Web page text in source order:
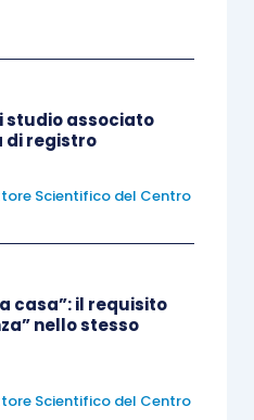
dell’imposta di
inoltre,aggiungere
elettroniche
per le quali risulta dovuta
resi disponibili nel
entro il giorno 15
alla chiusura di ogni
e gli intermediari
per
giorno del mese
del trimestre solare di
studio associato
di registro
Scientifico del Centro
casa”: il requisito
nello stesso
Scientifico del Centro